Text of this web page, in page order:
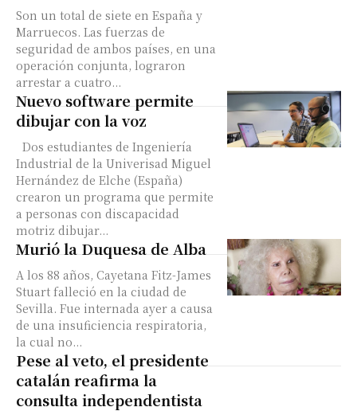
Son un total de siete en España y
Marruecos. Las fuerzas de
seguridad de ambos países, en una
operación conjunta, lograron
arrestar a cuatro...
Nuevo software permite
dibujar con la voz
Dos estudiantes de Ingeniería
Industrial de la Univerisad Miguel
Hernández de Elche (España)
crearon un programa que permite
a personas con discapacidad
motriz dibujar...
Murió la Duquesa de Alba
A los 88 años, Cayetana Fitz-James
Stuart falleció en la ciudad de
Sevilla. Fue internada ayer a causa
de una insuficiencia respiratoria,
la cual no...
Pese al veto, el presidente
catalán reafirma la
consulta independentista